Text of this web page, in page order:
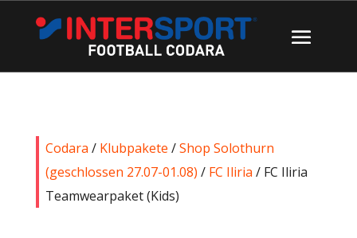
Codara / Klubpakete /Shop Solothurn
(geschlossen 27.07-01.08) / FC Iliria / FC Iliria
Teamwearpaket (Kids)